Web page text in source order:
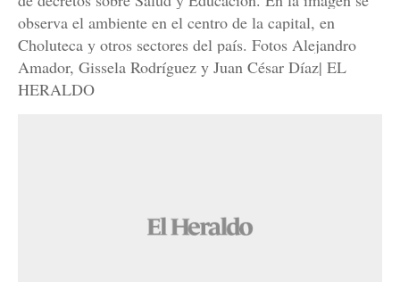
observa el ambiente en el centro de la capital, en
Choluteca y otros sectores del país. Fotos Alejandro
Amador, Gissela Rodríguez y Juan César Díaz| EL
HERALDO